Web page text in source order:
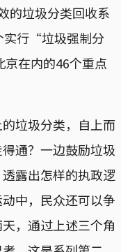
的垃圾分类回收系
实行“垃圾强制分
在内的46个重点
垃圾分类，自上而
通？一边鼓励垃圾
露出怎样的执政逻
中，民众还可以争
，通过上述三个角